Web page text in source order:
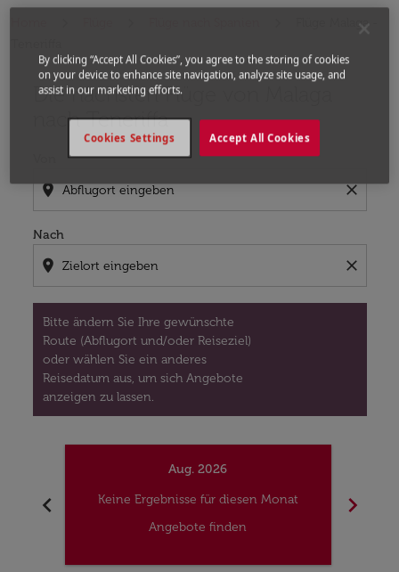
Flüge Malaga -
Die nächsten Flüge von Malaga
nach Teneriffa
location_on close
Nach
location_on close
Bitte ändern Sie Ihre gewünschte
Route (Abflugort und/oder Reiseziel)
oder wählen Sie ein anderes
Reisedatum aus, um sich Angebote
anzeigen zu lassen.
Bitte ändern Sie Ihre gewünschte Route (Abflugort
chevron_left
Aug. 2026
Keine Ergebnisse für diesen Monat
Angebote finden
chevron_right
By clicking “Accept All Cookies”, you agree to the storing of cookies
on your device to enhance site navigation, analyze site usage, and
assist in our marketing efforts.
Accept All Cookies
Cookies Settings